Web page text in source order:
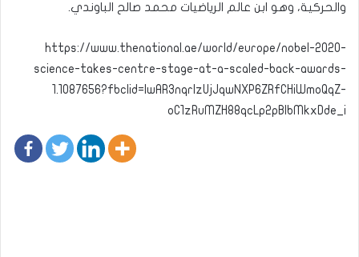
والحركية، وهو ابن عالم الرياضيات محمد صالح الباوندي.
https://www.thenational.ae/world/europe/nobel-2020-
science-takes-centre-stage-at-a-scaled-back-awards-
1.1087656?fbclid=IwAR3nqrIzUjJqwNXP6ZRfCHiWmoQqZ-
oC1zRuMZH88qcLp2pBlbMkxDde_i